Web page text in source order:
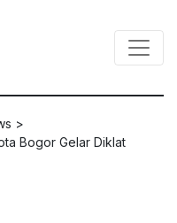
>
Bogor Gelar Diklat